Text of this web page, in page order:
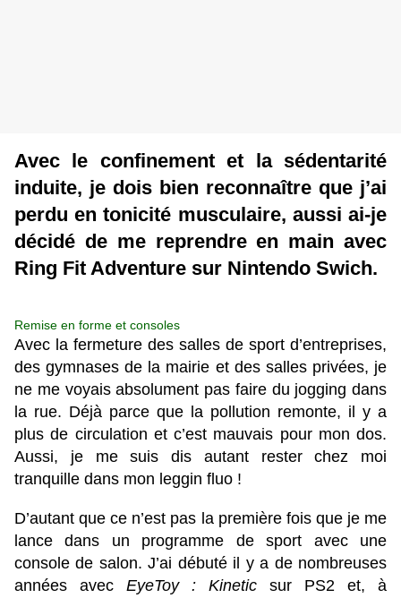
Avec le confinement et la sédentarité
induite, je dois bien reconnaître que j’ai
perdu en tonicité musculaire, aussi ai-je
décidé de me reprendre en main avec
Ring Fit Adventure sur Nintendo Swich.
Remise en forme et consoles
Avec la fermeture des salles de sport d’entreprises,
des gymnases de la mairie et des salles privées, je
ne me voyais absolument pas faire du jogging dans
la rue. Déjà parce que la pollution remonte, il y a
plus de circulation et c’est mauvais pour mon dos.
Aussi, je me suis dis autant rester chez moi
tranquille dans mon leggin fluo !
D’autant que ce n’est pas la première fois que je me
lance dans un programme de sport avec une
console de salon. J’ai débuté il y a de nombreuses
années avec EyeToy : Kinetic sur PS2 et, à